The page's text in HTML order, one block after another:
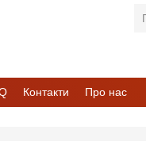
Контакти Про нас